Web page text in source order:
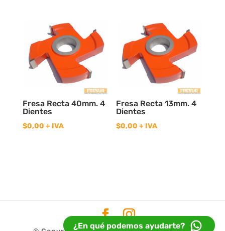
Fresa Recta 40mm. 4
Dientes
$0,00 + IVA
Fresa Recta 13mm. 4
Dientes
$0,00 + IVA
¿En qué podemos ayudarte?